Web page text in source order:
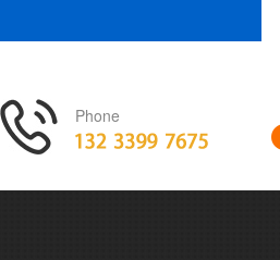
Phone